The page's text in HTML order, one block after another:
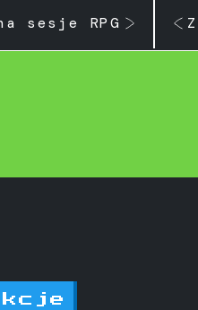
sesje RPG